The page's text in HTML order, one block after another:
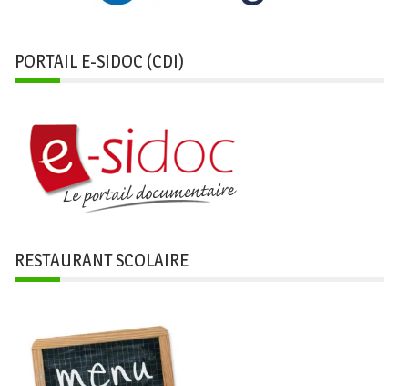
PORTAIL E-SIDOC (CDI)
RESTAURANT SCOLAIRE